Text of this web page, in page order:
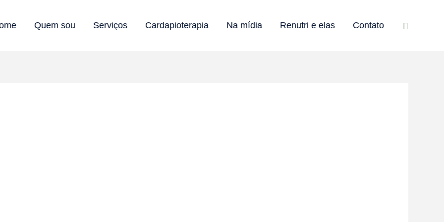
Quem sou Serviços Cardapioterapia Na mídia Renutri e elas Contato Pesquisar